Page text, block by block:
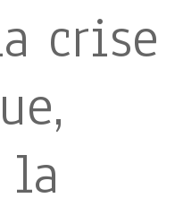
crise
la